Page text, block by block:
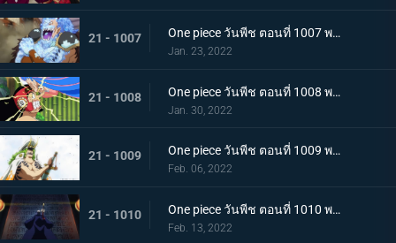
21 - 1007 One piece วันพีช ตอนที่ 1007 พากย์ไทย การไล่ล่าของโซโล! อสูรน้ำแข็ง in เกมไล่จับ
Jan. 23, 2022
21 - 1008 One piece วันพีช ตอนที่ 1008 พากย์ไทย นามิยอมจำนน ท่าเฮดบลัดของอุลติ
Jan. 30, 2022
21 - 1009 One piece วันพีช ตอนที่ 1009 พากย์ไทย ซาซากิรุกหนัก หน่วยรบหุ้มเกราะปะทะยามาโตะ
Feb. 06, 2022
21 - 1010 One piece วันพีช ตอนที่ 1010 พากย์ไทย ทลายอสูรน้ำแข็ง แผนเพลิงของช็อปเปอร์!
Feb. 13, 2022